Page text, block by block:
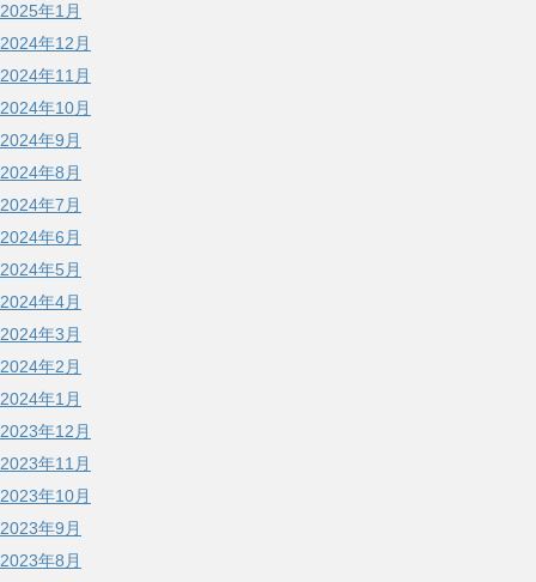
2025年1月
2024年12月
2024年11月
2024年10月
2024年9月
2024年8月
2024年7月
2024年6月
2024年5月
2024年4月
2024年3月
2024年2月
2024年1月
2023年12月
2023年11月
2023年10月
2023年9月
2023年8月